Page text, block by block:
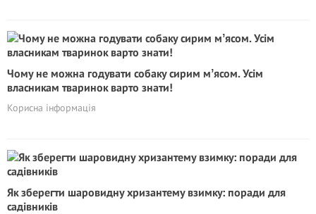
Чому не можна годувати собаку сирим мʼясом. Усім
власникам тваринок варто знати!
Корисна інформація
Як зберегти шаровидну хризантему взимку: поради для
садівників